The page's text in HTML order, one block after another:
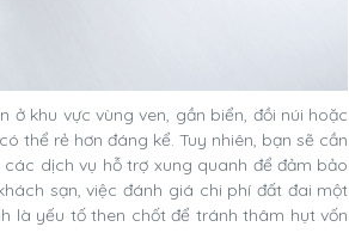
ở khu vực vùng ven, gần biển, đồi núi hoặc
thể rẻ hơn đáng kể. Tuy nhiên, bạn sẽ cần
dịch vụ hỗ trợ xung quanh để đảm bảo
sạn, việc đánh giá chi phí đất đai một
là yếu tố then chốt để tránh thâm hụt vốn